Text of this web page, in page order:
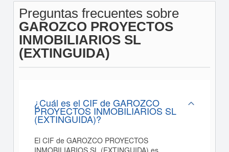
Preguntas frecuentes sobre
GAROZCO PROYECTOS
INMOBILIARIOS SL
(EXTINGUIDA)
¿Cuál es el CIF de GAROZCO
PROYECTOS INMOBILIARIOS SL
(EXTINGUIDA)?
El CIF de GAROZCO PROYECTOS
INMOBILIARIOS SL (EXTINGUIDA) es